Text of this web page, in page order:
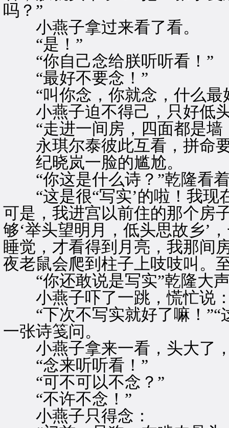
吗？”
小燕子拿过来看了看。
“是！”
“你自己念给朕听听看！”
“最好不要念！”
“叫你念，你就念，什么最
小燕子迫不得己，只好低
“走进一间房，四面都是墙
永琪尔泰彼此互看，拼命
纪晓岚一脸的尴尬。
“你这是什么诗？”乾隆看
“这是很“写实’的啦！我现
可是，我进宫以前住的那个房
够‘举头望明月，低头思故乡’
睡觉，才看得到月亮，我那间
夜老鼠会爬到柱子上吱吱叫。
“你还敢说是写实”乾隆大
小燕子吓了一跳，慌忙说
“下次不写实就好了嘛！”“
一张诗笺问。
小燕子拿来一看，头大了
“念来听听看！”
“可不可以不念？”
“不许不念！”
小燕子只得念：